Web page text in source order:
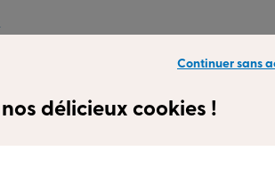
Continuer sans
délicieux cookies !